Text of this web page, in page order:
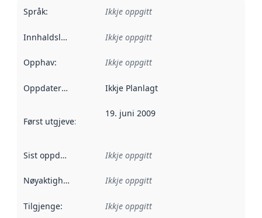
Språk: Ikkje oppgitt
Innhaldsleverandørar :
Ikkje oppgitt
Opphav: Ikkje oppgitt
Oppdateringsfrekvens :
Ikkje Planlagt
Først utgjeve: Denne datoen seier når dataa i dette
19. juni 2009
Sist oppdatert Ikkje oppgitt
Nøyaktigheit Ikkje oppgitt
Tilgjenge: Ikkje oppgitt